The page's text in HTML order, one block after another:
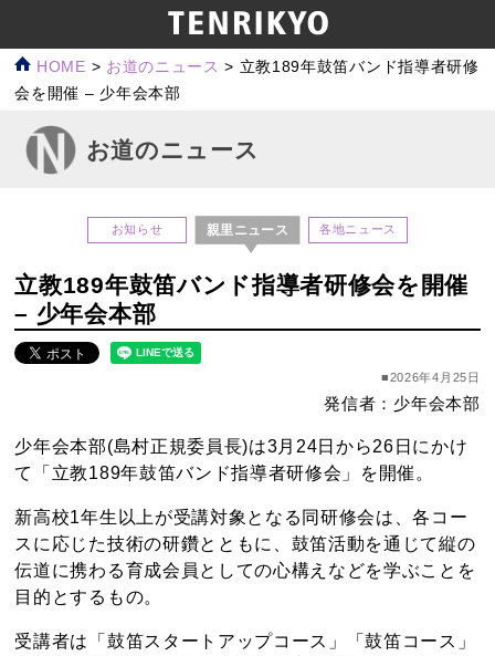
HOME > お道のニュース > 立教189年鼓笛バンド指導者研修
会を開催 – 少年会本部
お道のニュース
お知らせ 親里ニュース 各地ニュース
立教189年鼓笛バンド指導者研修会を開催
– 少年会本部
■2026年4月25日
発信者：少年会本部
少年会本部(島村正規委員長)は3月24日から26日にかけ
て「立教189年鼓笛バンド指導者研修会」を開催。
新高校1年生以上が受講対象となる同研修会は、各コー
スに応じた技術の研鑽とともに、鼓笛活動を通じて縦の
伝道に携わる育成会員としての心構えなどを学ぶことを
目的とするもの。
受講者は「鼓笛スタートアップコース」「鼓笛コース」